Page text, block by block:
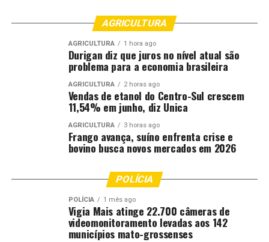
Reis conseguiu transformar jovens com elevado grau de
ansiedade e dispersão intelectual em bons ouvintes e
também comentou sobre a ação: “A palestra levou aos
estudantes ensinamentos preciosos. Talvez para alguns
tenha sido um acalento nunca antes recebido em uma
mensagem reforçada reiteradamente de tempo em
tempo pelo juiz palestrante: trabalhar e estudar”,
“O exercício da cidadania começa com o conhecimento,
Essa importante mensagem foi transmitida hoje aqui.
Como instrutor no Senai pude perceber que a presença
de uma autoridade jurídica altamente intelectualizada,
chancelou os valores e habilidades necessárias para a
ascensão social e profissional”, completou o professor
AGRICULTURA
AGRICULTURA 1 hora ago
Durigan diz que juros no nível atual são
problema para a economia brasileira
AGRICULTURA 2 horas ago
Vendas de etanol do Centro-Sul crescem
11,54% em junho, diz Unica
AGRICULTURA 3 horas ago
Frango avança, suíno enfrenta crise e
bovino busca novos mercados em 2026
POLÍCIA
POLÍCIA 1 mês ago
Vigia Mais atinge 22.700 câmeras de
videomonitoramento levadas aos 142
municípios mato-grossenses